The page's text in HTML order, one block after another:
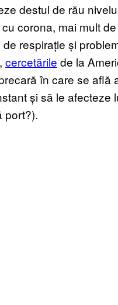
destul de rău
corona, mai mult
respirație și
cercetările de la
în care se află
și să le afecteze
port?).